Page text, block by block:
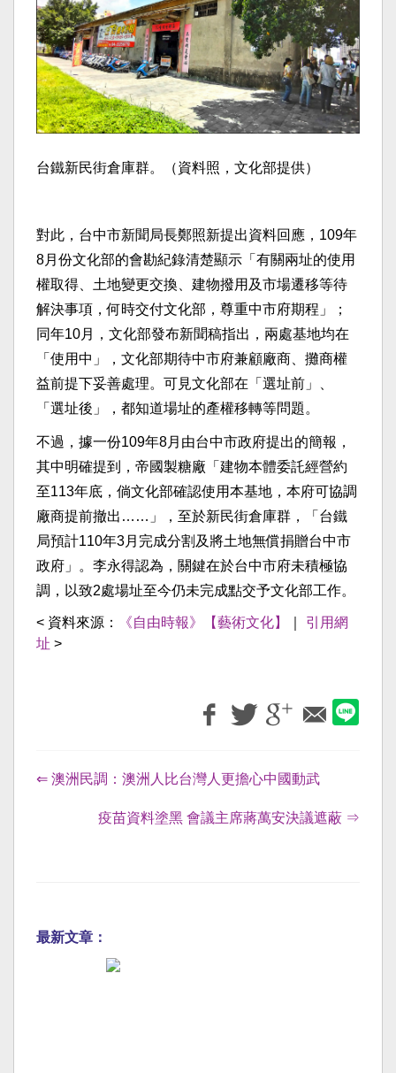
台鐵新民街倉庫群。（資料照，文化部提供）
對此，台中市新聞局長鄭照新提出資料回應，109年
8月份文化部的會勘紀錄清楚顯示「有關兩址的使用
權取得、土地變更交換、建物撥用及市場遷移等待
解決事項，何時交付文化部，尊重中市府期程」；
同年10月，文化部發布新聞稿指出，兩處基地均在
「使用中」，文化部期待中市府兼顧廠商、攤商權
益前提下妥善處理。可見文化部在「選址前」、
「選址後」，都知道場址的產權移轉等問題。
不過，據一份109年8月由台中市政府提出的簡報，
其中明確提到，帝國製糖廠「建物本體委託經營約
至113年底，倘文化部確認使用本基地，本府可協調
廠商提前撤出……」，至於新民街倉庫群，「台鐵
局預計110年3月完成分割及將土地無償捐贈台中市
政府」。李永得認為，關鍵在於台中市府未積極協
調，以致2處場址至今仍未完成點交予文化部工作。
< 資料來源： 《自由時報》【藝術文化】
引用網
址 >
⇐ 澳洲民調：澳洲人比台灣人更擔心中國動武
疫苗資料塗黑 會議主席蔣萬安決議遮蔽 ⇒
最新文章：